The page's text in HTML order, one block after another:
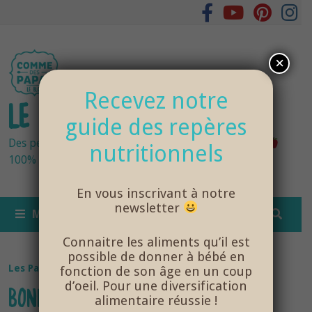
LE BLOG DES PAPAS
Des petits pots bébés fraîchement cuisinés
100% bio et de saison… et cela change tout !
MENU
Les Papas
BONNE NOUVELLE : COMME DES
Recevez notre
guide des repères
nutritionnels
En vous inscrivant à notre
newsletter
Connaitre les aliments qu’il est
possible de donner à bébé en
fonction de son âge en un coup
d’oeil. Pour une diversification
alimentaire réussie !
×